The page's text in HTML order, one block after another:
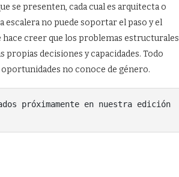
se presenten, cada cual es arquitecta o
escalera no puede soportar el paso y el
hace creer que los problemas estructurales
decisiones y capacidades. Todo
no conoce de género.